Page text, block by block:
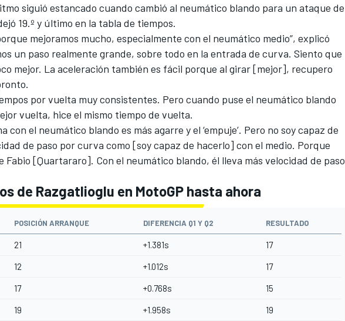
siguió estancado cuando cambió al neumático blando para un ataque de
19.º y último en la tabla de tiempos.
mejoramos mucho, especialmente con el neumático medio”, explicó
un paso realmente grande, sobre todo en la entrada de curva. Siento que
mejor. La aceleración también es fácil porque al girar [mejor], recupero
por vuelta muy consistentes. Pero cuando puse el neumático blando
vuelta, hice el mismo tiempo de vuelta.
con el neumático blando es más agarre y el ‘empuje’. Pero no soy capaz de
de paso por curva como [soy capaz de hacerlo] con el medio. Porque
Fabio [Quartararo]. Con el neumático blando, él lleva más velocidad de paso
de Razgatlioglu en MotoGP hasta ahora
POSICIÓN ARRANQUE DIFERENCIA Q1 Y Q2 RESULTADO
21 +1.381s 17
12 +1.012s 17
17 +0.768s 15
19 +1.958s 19